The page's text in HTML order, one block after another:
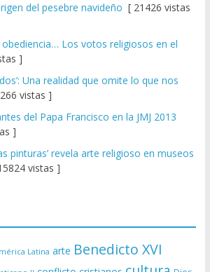
del pesebre navideño [ 21426 vistas
Los votos religiosos en el
]
Una realidad que omite lo que nos
vistas ]
del Papa Francisco en la JMJ 2013
]
pinturas’ revela arte religioso en museos
vistas ]
Latina arte Benedicto XVI